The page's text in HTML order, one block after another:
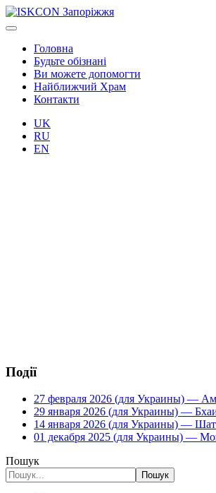
Головна
Будьте обізнані
Ви можете допомогти
Найближчий Храм
Контакти
UK
RU
EN
Події
27 февраля 2026 (для Украины) —
29 января 2026 (для Украины) —
14 января 2026 (для Украины) —
01 декабря 2025 (для Украины) —
Пошук
Пошук